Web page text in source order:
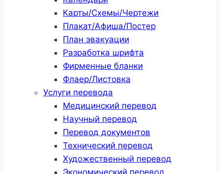
Карты/Схемы/Чертежи
Плакат/Афиша/Постер
План эвакуации
Разработка шрифта
Фирменные бланки
Флаер/Листовка
Услуги перевода
Медицинский перевод
Научный перевод
Перевод документов
Технический перевод
Художественный перевод
Экономический перевод